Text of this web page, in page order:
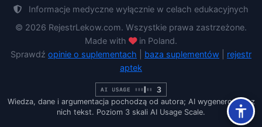
Informacje medyczne wyłącznie w celach edukacyjnych
© 2026 RejestrLekow.com. Wszystkie prawa zastrzeżone.
Made with
in Poland.
Sprawdź opinie o suplementach baza suplementów
rejestr
aptek
Wiedza, dane i argumentacja pochodzą od autora; AI wygenerowało z
nich tekst. Poziom 3 skali AI Usage Scale.